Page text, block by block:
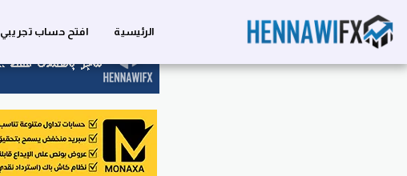
الرئيسية افتح حساب تجريبي